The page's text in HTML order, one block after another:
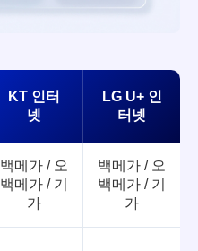
KT 인터
넷
LG U+ 인
터넷
백메가 / 오
백메가 / 기
가
백메가 / 오
백메가 / 기
가